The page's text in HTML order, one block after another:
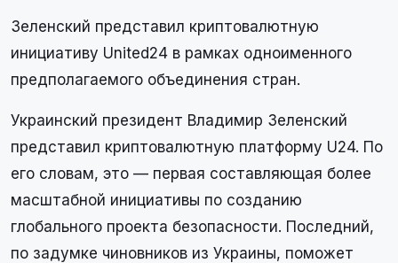
Зеленский представил криптовалютную
инициативу United24 в рамках одноименного
предполагаемого объединения стран.
Украинский президент Владимир Зеленский
представил криптовалютную платформу U24. По
его словам, это — первая составляющая более
масштабной инициативы по созданию
глобального проекта безопасности. Последний,
по задумке чиновников из Украины, поможет